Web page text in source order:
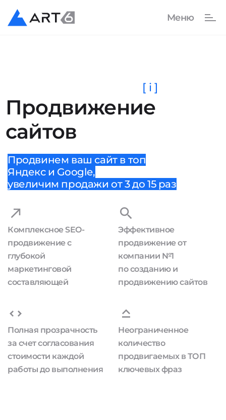
Продвижение
сайтов
[ i ]
Продвинем ваш сайт в топ
Яндекс и Google,
увеличим продажи от 3 до 15 раз
Комплексное SEO-
продвижение с
глубокой
маркетинговой
составляющей
Эффективное
продвижение от
компании №1
по созданию и
продвижению сайтов
Полная прозрачность
за счет согласования
стоимости каждой
работы до выполнения
Неограниченное
количество
продвигаемых в ТОП
ключевых фраз